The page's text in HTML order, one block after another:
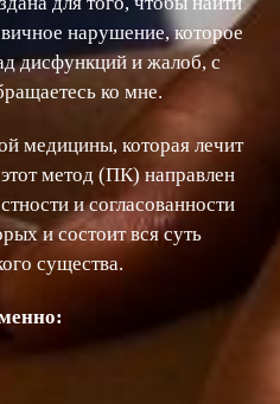
нарушение, которое
дисфункций и жалоб, с
ко мне.
медицины, которая лечит
метод (ПК) направлен
и согласованности
и состоит вся суть
существа.